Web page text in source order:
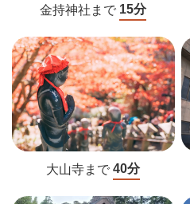
金持神社まで 15分
大山寺まで 40分